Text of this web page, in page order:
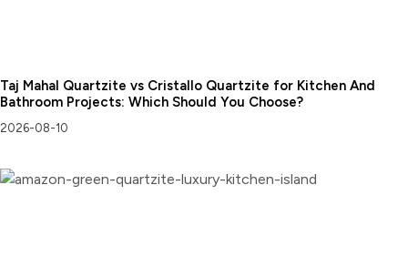
Taj Mahal Quartzite vs Cristallo Quartzite for Kitchen And
Bathroom Projects: Which Should You Choose?
2026-08-10